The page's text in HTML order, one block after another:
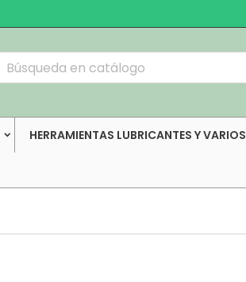
HERRAMIENTAS LUBRICANTES Y VARIOS